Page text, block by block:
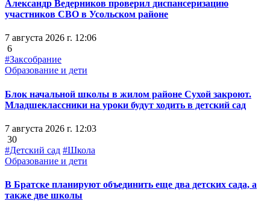
Александр Ведерников проверил диспансеризацию
участников СВО в Усольском районе
7 августа 2026 г. 12:06
6
#Заксобрание
Образование и дети
Блок начальной школы в жилом районе Сухой закроют.
Младшеклассники на уроки будут ходить в детский сад
7 августа 2026 г. 12:03
30
#Детский сад #Школа
Образование и дети
В Братске планируют объединить еще два детских сада, а
также две школы